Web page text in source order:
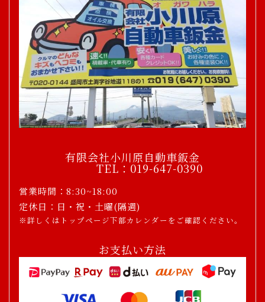
有限会社小川原自動車鈑金
TEL：019-647-0390
営業時間：8:30~18:00
定休日：日・祝・土曜(隔週)
※詳しくはトップページ下部カレンダーをご確認ください。
お支払い方法